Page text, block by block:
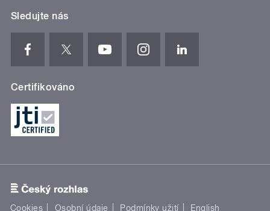
Sledujte nás
Certifikováno
Cookies Osobní údaje Podmínky užití English